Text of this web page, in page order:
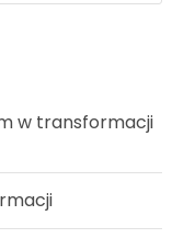
w transformacji